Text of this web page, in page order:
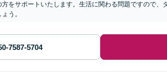
方をサポートいたします。生活に関わる問題ですので、
う。